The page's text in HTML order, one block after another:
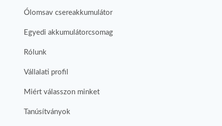
Ólomsav csereakkumulátor
Egyedi akkumulátorcsomag
Rólunk
Vállalati profil
Miért válasszon minket
Tanúsítványok